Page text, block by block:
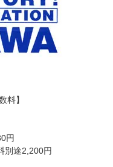
料】
円
別途2,200円